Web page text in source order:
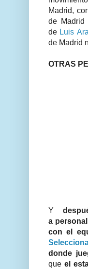
Madrid,
de Madrid
de Luis
de Madrid
OTRAS
Y
a
con el
donde
que el